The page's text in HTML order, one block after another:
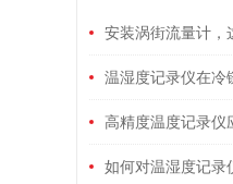
安装涡街流量计，
温湿度记录仪在冷
高精度温度记录仪
需小心！
如何对温湿度记录